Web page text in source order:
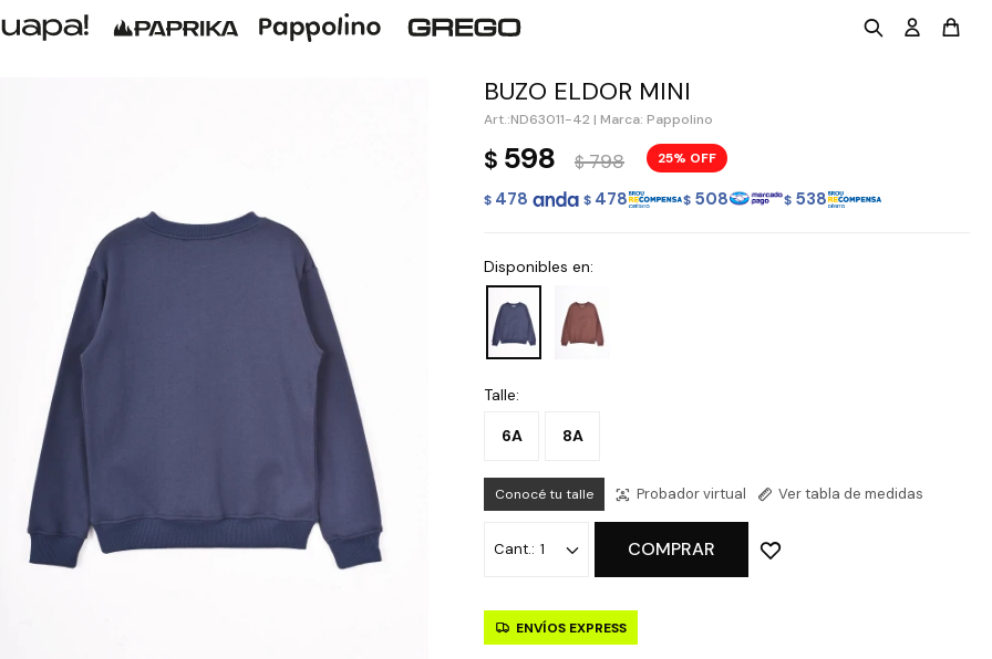
BUZO ELDOR MINI
ND63011-42 | Marca: Pappolino
$ 598 $ 798 25
$ 478 $ 478 $ 508 $ 538
Disponibles en:
Talle:
6A 8A
Conocé tu talle Probador virtual Ver tabla de medidas
1 COMPRAR
ENVÍOS EXPRESS